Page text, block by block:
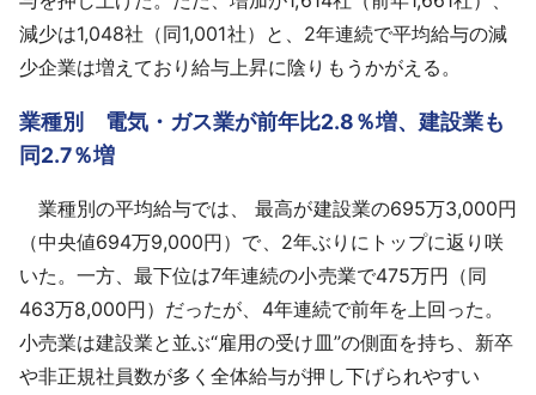
減少は1,048社（同1,001社）と、2年連続で平均給与の減
少企業は増えており給与上昇に陰りもうかがえる。
業種別 電気・ガス業が前年比2.8％増、建設業も
同2.7％増
業種別の平均給与では、 最高が建設業の695万3,000円
（中央値694万9,000円）で、2年ぶりにトップに返り咲
いた。一方、最下位は7年連続の小売業で475万円（同
463万8,000円）だったが、4年連続で前年を上回った。
小売業は建設業と並ぶ“雇用の受け皿”の側面を持ち、新卒
や非正規社員数が多く全体給与が押し下げられやすい